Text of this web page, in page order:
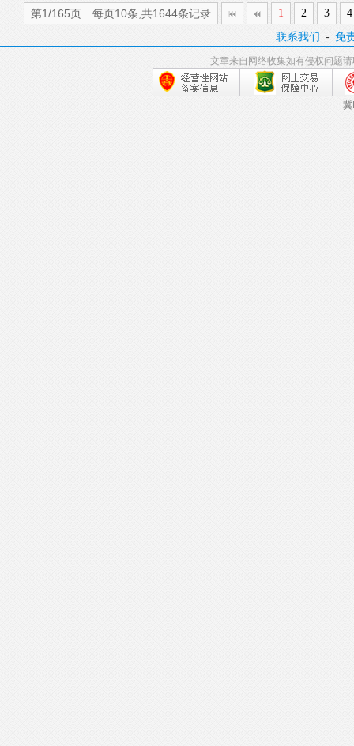
第1/165页 每页10条,共1644条记录 1 2 3 4
联系我们 -免
文章来自网络收集如有侵权问题